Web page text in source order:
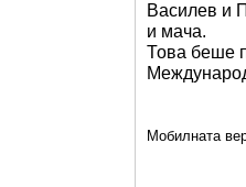
Василев и
и мача.
Това беше
Мобилната